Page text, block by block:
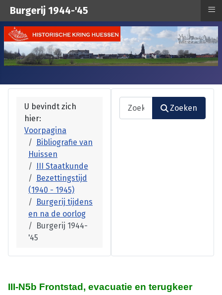
U bevindt zich
hier:
Voorpagina
Bibliografie van
Huissen
III Staatkunde
Bezettingstijd
(1940 - 1945)
Burgerij tijdens
en na de oorlog
Burgerij 1944-
'45
Zoeken
Zoeken
III-N5b Frontstad, evacuatie en terugkeer
Burgerij 1944-'45 ≡